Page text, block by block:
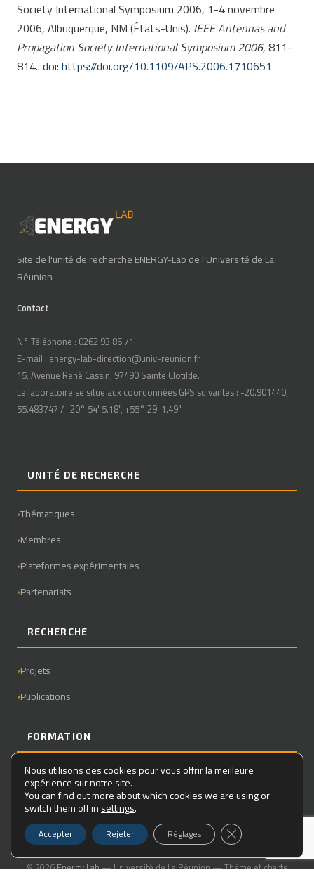
Society International Symposium 2006, 1-4 novembre
2006, Albuquerque, NM (États-Unis). IEEE Antennas and
Propagation Society International Symposium 2006, 811-
814.. doi: https://doi.org/10.1109/APS.2006.1710651
Site de l'unité de recherche ENERGY-Lab de l'Université de La
Réunion
Contact
N° Téléphone : 0262 93 86 71
E-mail : energy-lab-direction@univ-reunion.fr
15, Avenue René Cassin, 97490 Sainte Clotilde.
Le laboratoire se situe aux coordonnées GPS suivantes : -20.901440,
55.483747 / -20° 54' 5.18", +55° 29' 1.49"
UNITÉ DE RECHERCHE
Thématiques
Membres
Plateformes expérimentales
Partenariats
RECHERCHE
Projets
Publications
FORMATION
Master
Doctorat
© 2026Energy Lab— Université de La Réunion — Thème et charte
Nous utilisons des cookies pour vous offrir la meilleure
expérience sur notre site.
You can find out more about which cookies we are using or
switch them off in settings.
Accepter Rejeter Réglages Fermer la bannière